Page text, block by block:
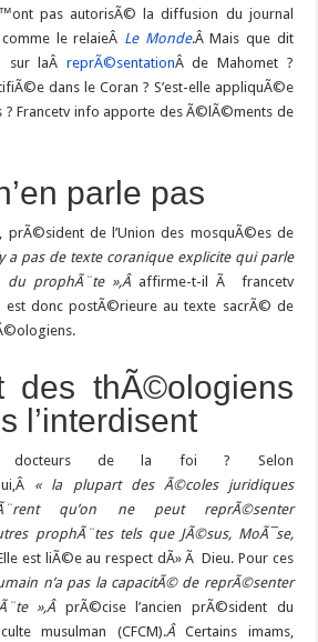
pas autorisÃ© la diffusion du journal
le relaieÂ Le Monde.Â Mais que dit
sur laÂ reprÃ©sentationÂ de Mahomet ?
dans le Coran ? S’est-elle appliquÃ©e
? Francetv info apporte des Ã©lÃ©ments de
parle pas
prÃ©sident de l’Union des mosquÃ©es de
a pas de texte coranique explicite qui parle
prophÃ¨te »,Â affirme-t-il Ã francetv
est donc postÃ©rieure au texte sacrÃ© de
des thÃ©ologiens
l’interdisent
docteurs de la foi ? Selon
« la plupart des Ã©coles juridiques
qu’on ne peut reprÃ©senter
prophÃ¨tes tels que JÃ©sus, MoÃ¯se,
est liÃ©e au respect dÃ» Ã Dieu. Pour ces
n’a pas la capacitÃ© de reprÃ©senter
»,Â prÃ©cise l’ancien prÃ©sident du
musulman (CFCM).ÂCertains imams,